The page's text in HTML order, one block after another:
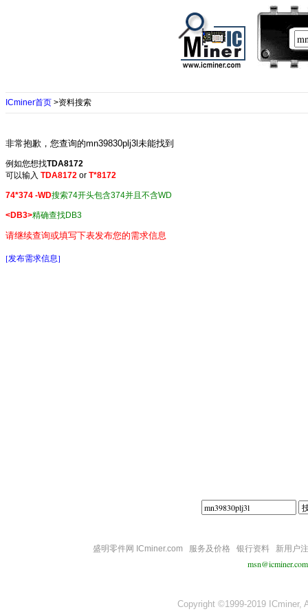
ICminer首页 >资料搜索
非常抱歉，您查询的mn39830plj3l未能找到
例如您想找TDA8172
可以输入 TDA8172 or T*8172
74*374 -WD搜索74开头包含374并且不含WD
<DB3>精确查找DB3
请继续查询或填写下表发布您的需求信息
[发布需求信息]
盛明零件网 ICminer.com 服务及价格 银行资料 新用户
msn@icminer.com
Copyright ©1999-2019 ICminer,